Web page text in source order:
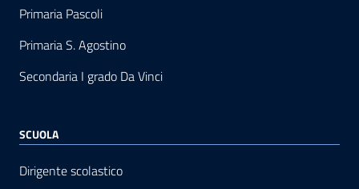
Primaria Pascoli
Primaria S. Agostino
Secondaria I grado Da Vinci
SCUOLA
Dirigente scolastico